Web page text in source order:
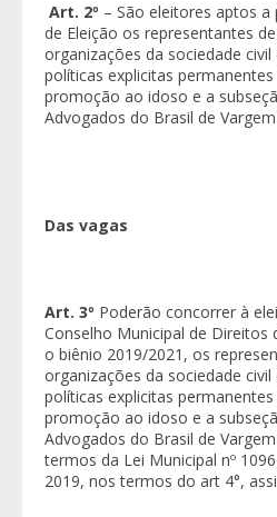
Art. 2º – São eleitores aptos
de Eleição os representantes
organizações da sociedade
políticas explicitas
promoção ao idoso e a
Advogados do Brasil de
Das vagas
Art. 3º Poderão concorrer à
Conselho Municipal de Direitos
o biênio 2019/2021, os
organizações da sociedade
políticas explicitas
promoção ao idoso e a
Advogados do Brasil de
termos da Lei Municipal nº
2019, nos termos do art 4°,